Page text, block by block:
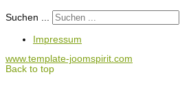
Suchen ...
Impressum
www.template-joomspirit.com
Back to top